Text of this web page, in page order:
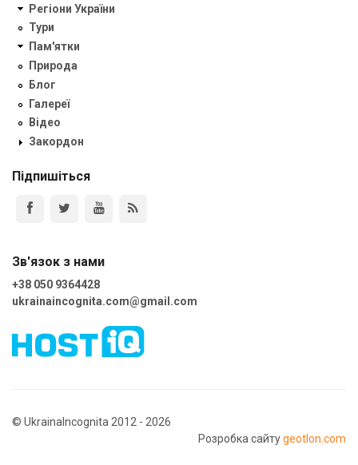
Регіони України
Тури
Пам'ятки
Природа
Блог
Галереї
Відео
Закордон
Підпишіться
Зв'язок з нами
+38 050 9364428
ukrainaincognita.com@gmail.com
© UkrainaIncognita 2012 - 2026
Розробка сайтуgeotlon.com